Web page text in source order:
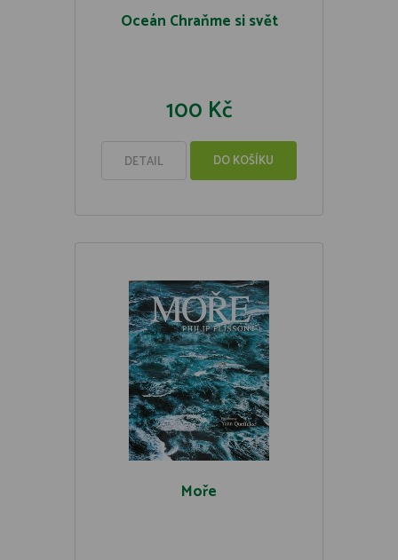
Oceán Chraňme si svět
100 Kč
DETAIL DO KOŠÍKU
Moře